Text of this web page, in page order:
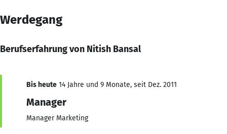
Werdegang
Berufserfahrung von Nitish Bansal
Bis heute 14 Jahre und 9 Monate, seit Dez. 2011
Manager
Manager Marketing